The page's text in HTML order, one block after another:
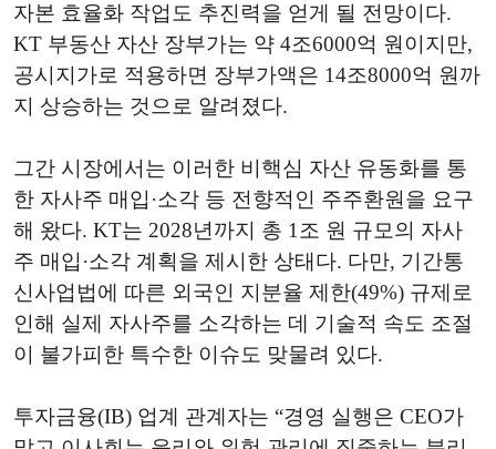
자본 효율화 작업도 추진력을 얻게 될 전망이다.
KT 부동산 자산 장부가는 약 4조6000억 원이지만,
공시지가로 적용하면 장부가액은 14조8000억 원까
지 상승하는 것으로 알려졌다.
그간 시장에서는 이러한 비핵심 자산 유동화를 통
한 자사주 매입·소각 등 전향적인 주주환원을 요구
해 왔다. KT는 2028년까지 총 1조 원 규모의 자사
주 매입·소각 계획을 제시한 상태다. 다만, 기간통
신사업법에 따른 외국인 지분율 제한(49%) 규제로
인해 실제 자사주를 소각하는 데 기술적 속도 조절
이 불가피한 특수한 이슈도 맞물려 있다.
투자금융(IB) 업계 관계자는 “경영 실행은 CEO가